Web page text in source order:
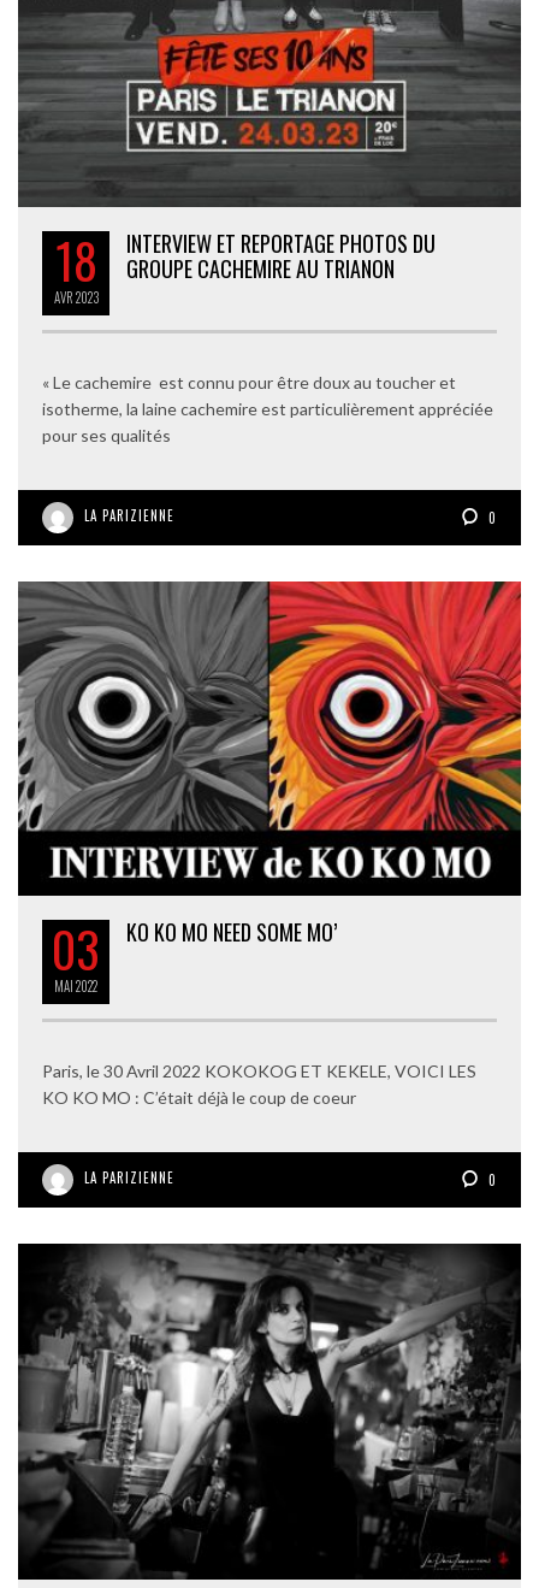
18
AVR2023
INTERVIEW ET REPORTAGE PHOTOS DU
GROUPE CACHEMIRE AU TRIANON
« Le cachemire est connu pour être doux au toucher et
isotherme, la laine cachemire est particulièrement appréciée
pour ses qualités
LA PARIZIENNE 0
03
MAI2022
KO KO MO NEED SOME MO’
Paris, le 30 Avril 2022 KOKOKOG ET KEKELE, VOICI LES
KO KO MO : C’était déjà le coup de coeur
LA PARIZIENNE 0